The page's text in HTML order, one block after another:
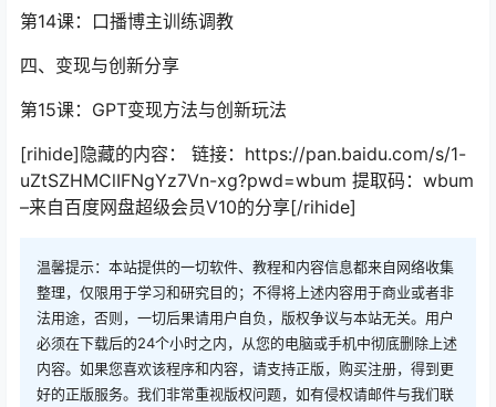
第14课：口播博主训练调教
四、变现与创新分享
第15课：GPT变现方法与创新玩法
[rihide]隐藏的内容： 链接：https://pan.baidu.com/s/1-
uZtSZHMClIFNgYz7Vn-xg?pwd=wbum 提取码：wbum
–来自百度网盘超级会员V10的分享[/rihide]
温馨提示：本站提供的一切软件、教程和内容信息都来自网络收集
整理，仅限用于学习和研究目的；不得将上述内容用于商业或者非
法用途，否则，一切后果请用户自负，版权争议与本站无关。用户
必须在下载后的24个小时之内，从您的电脑或手机中彻底删除上述
内容。如果您喜欢该程序和内容，请支持正版，购买注册，得到更
好的正版服务。我们非常重视版权问题，如有侵权请邮件与我们联